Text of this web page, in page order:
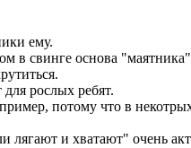
ему.
в свинге основа
рослых ребят.
потому что в
лягают и хватают" очень